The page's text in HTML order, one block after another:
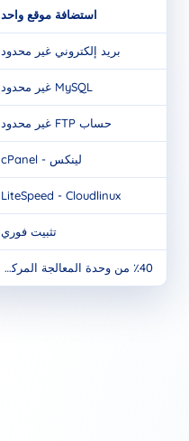
استضافة موقع واحد
بريد إلكتروني غير محدود
MySQL غير محدود
حساب FTP غير محدود
لينكس - cPanel
LiteSpeed - Cloudlinux
تثبيت فوري
٪40 من وحدة المعالجة المركزية • 8 جيجابايت رام -